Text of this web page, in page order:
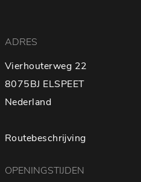
ADRES
Vierhouterweg 22
8075BJ ELSPEET
Nederland
Routebeschrijving
OPENINGSTIJDEN